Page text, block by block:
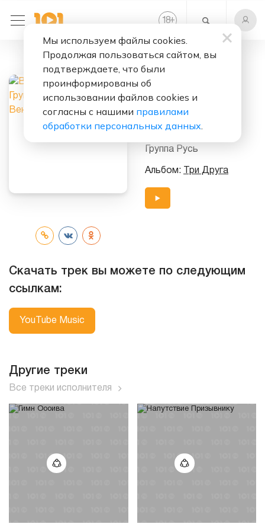
18+
Нас С Тобой
Венчали
Группа Русь
Альбом: Три Друга
Скачать трек вы можете по следующим
ссылкам:
YouTube Music
Другие треки
Все треки исполнителя
Мы используем файлы cookies.
Продолжая пользоваться сайтом, вы
подтверждаете, что были
проинформированы об
использовании файлов cookies и
согласны с нашими правилами
обработки персональных данных.